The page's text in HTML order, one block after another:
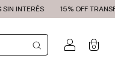
15% OFF TRANSFERENCIA
0